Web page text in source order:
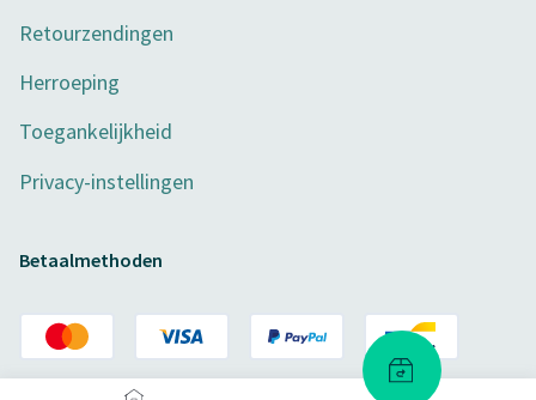
Retourzendingen
Herroeping
Toegankelijkheid
Privacy-instellingen
Betaalmethoden